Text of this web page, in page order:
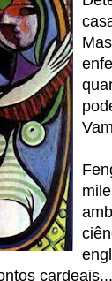
cardeais...